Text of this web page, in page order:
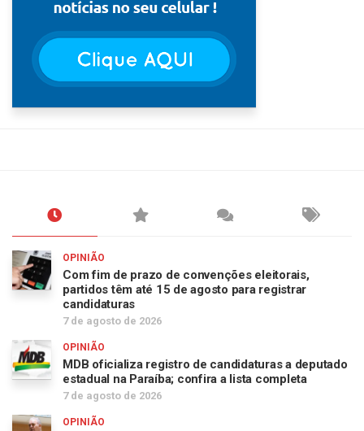
OPINIÃO
Com fim de prazo de convenções eleitorais,
partidos têm até 15 de agosto para registrar
candidaturas
7 de agosto de 2026
OPINIÃO
MDB oficializa registro de candidaturas a deputado
estadual na Paraíba; confira a lista completa
7 de agosto de 2026
OPINIÃO